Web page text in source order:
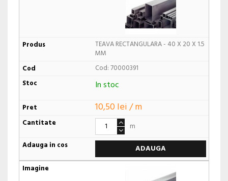
TEAVA RECTANGULARA - 40 X 20 X 1.5
MM
Cod: 70000391
In stoc
10,50 lei / m
m
ADAUGA